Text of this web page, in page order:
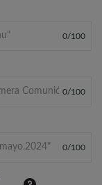
0/100
0/100
0/100